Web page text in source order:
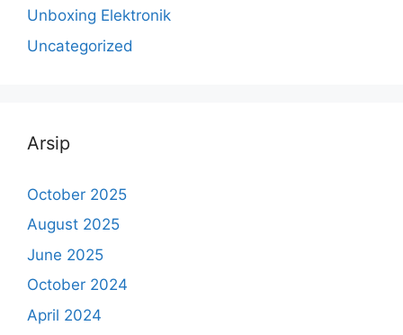
Unboxing Elektronik
Uncategorized
Arsip
October 2025
August 2025
June 2025
October 2024
April 2024